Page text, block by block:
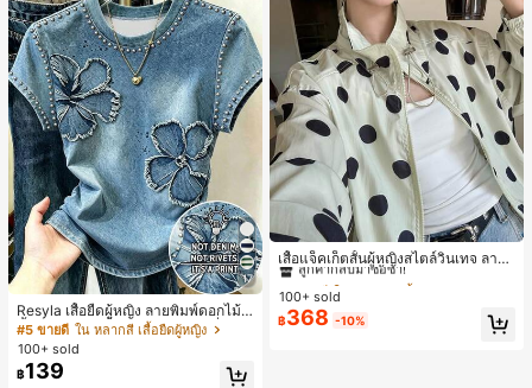
17
Resyla เสื้อยืดผู้หญิง ลายพิมพ์ดอกไม้สี
น้ำเงินวินเทจ เสื้อสำหรับออกไปเที่ยวฤ
ดูร้อน ดีไซน์กราฟิก สบายๆ อเนกประสง
ค์ สวมใส่ประจำวัน กลางแจ้ง ช้อปปิ้ง ท่
องเที่ยวกลางแจ้ง
#5 ขายดี ใน หลากสี เสื้อยืดผู้หญิง
100+ sold
฿139
เสื้อแจ็คเก็ตสั้นผู้หญิงสไตล์วินเทจ ลายจุ
ดขนาดใหญ่ คอตั้ง เอวเข้ารูป แขนพอง
ทรงหลวม แฟชั่นอเนกประสงค์ สำหรับใ
ส่ประจำวันและไปเที่ยวพักผ่อน
#1 ขายดี
ใน กระเป๋า เสื้อคลุมลำลอง
ลูกค้ากลับมาซื้อซ้ำ!
#1 ขายดี ใน กระเป๋า เสื้อคลุมลำลอง
ลูกค้ากลับมาซื้อซ้ำ!
#1 ขายดี ใน กระเป๋า เสื้อคลุมลำลอง
ลูกค้ากลับมาซื้อซ้ำ!
#1 ขายดี ใน กระเป๋า เสื้อคลุมลำลอง
100+ sold
฿368 -10%